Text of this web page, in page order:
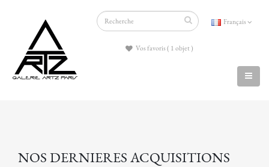
Français
Vos favoris ( 1 objet )
NOS DERNIERES ACQUISITIONS